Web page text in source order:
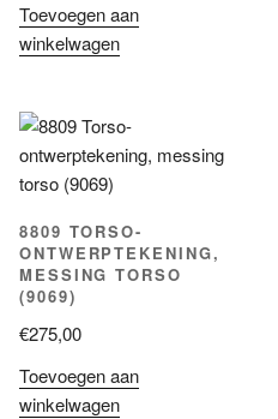
Toevoegen aan
winkelwagen
8809 TORSO-
ONTWERPTEKENING,
MESSING TORSO
(9069)
€275,00
Toevoegen aan
winkelwagen